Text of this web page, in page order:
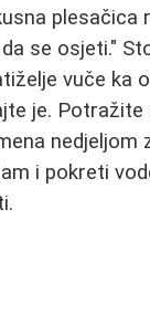
plesačica
se osjeti."
vuče ka
je. Potražite
nedjeljom
i pokreti